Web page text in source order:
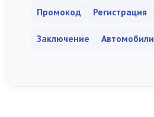
Промокод Регистрация
Заключение Автомобили